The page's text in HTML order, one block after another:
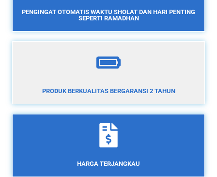
PENGINGAT OTOMATIS WAKTU SHOLAT DAN HARI PENTING
SEPERTI RAMADHAN
PRODUK BERKUALITAS BERGARANSI 2 TAHUN
HARGA TERJANGKAU